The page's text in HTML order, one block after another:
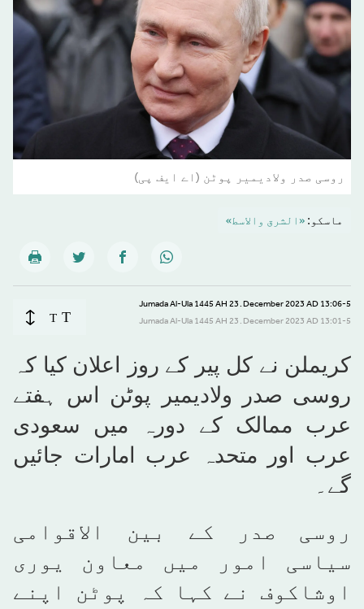
روسی صدر ولادیمیر پوٹن (اے ایف پی)
ماسکو: «الشرق والاسط»
13:06-5 December 2023 AD ـ 23 Jumada Al-Ula 1445 AH
13:01-5 December 2023 AD ـ 23 Jumada Al-Ula 1445 AH
T
T
کریملن نے کل پیر کے روز اعلان کیا کہ
روسی صدر ولادیمیر پوٹن اس ہفتے
عرب ممالک کے دورہ میں سعودی
عرب اور متحدہ عرب امارات جائیں
گے۔
روسی صدر کے بین الاقوامی
سیاسی امور میں معاون یوری
اوشاکوف نے کہا کہ پوٹن اپنے